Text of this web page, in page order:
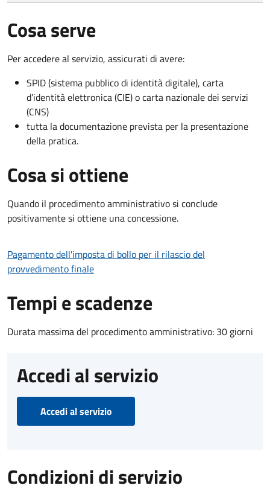
Cosa serve
Per accedere al servizio, assicurati di avere:
SPID (sistema pubblico di identità digitale), carta
d’identità elettronica (CIE) o carta nazionale dei servizi
(CNS)
tutta la documentazione prevista per la presentazione
della pratica.
Cosa si ottiene
Quando il procedimento amministrativo si conclude
positivamente si ottiene una concessione.
Pagamento dell'imposta di bollo per il rilascio del
provvedimento finale
Tempi e scadenze
Durata massima del procedimento amministrativo: 30 giorni
Accedi al servizio
Accedi al servizio
Condizioni di servizio